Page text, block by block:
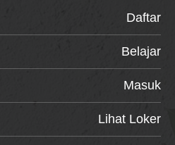
Daftar
Belajar
Masuk
Lihat Loker